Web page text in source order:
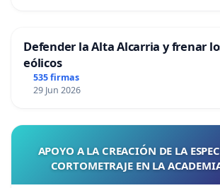
Defender la Alta Alcarria y frenar
eólicos
535 firmas
29 Jun 2026
APOYO A LA CREACIÓN DE LA
CORTOMETRAJE EN LA